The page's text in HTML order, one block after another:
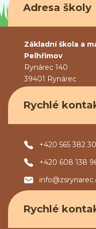
Adresa školy
Základní škola a
Pelhřimov
Rynárec 140
39401 Rynárec
Rychlé
+420 565 382
+420 608 138
Rychlé